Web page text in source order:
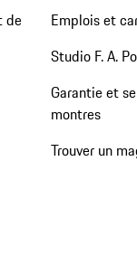
de
Emplois et
Studio F. A.
Garantie et
montres
Trouver un